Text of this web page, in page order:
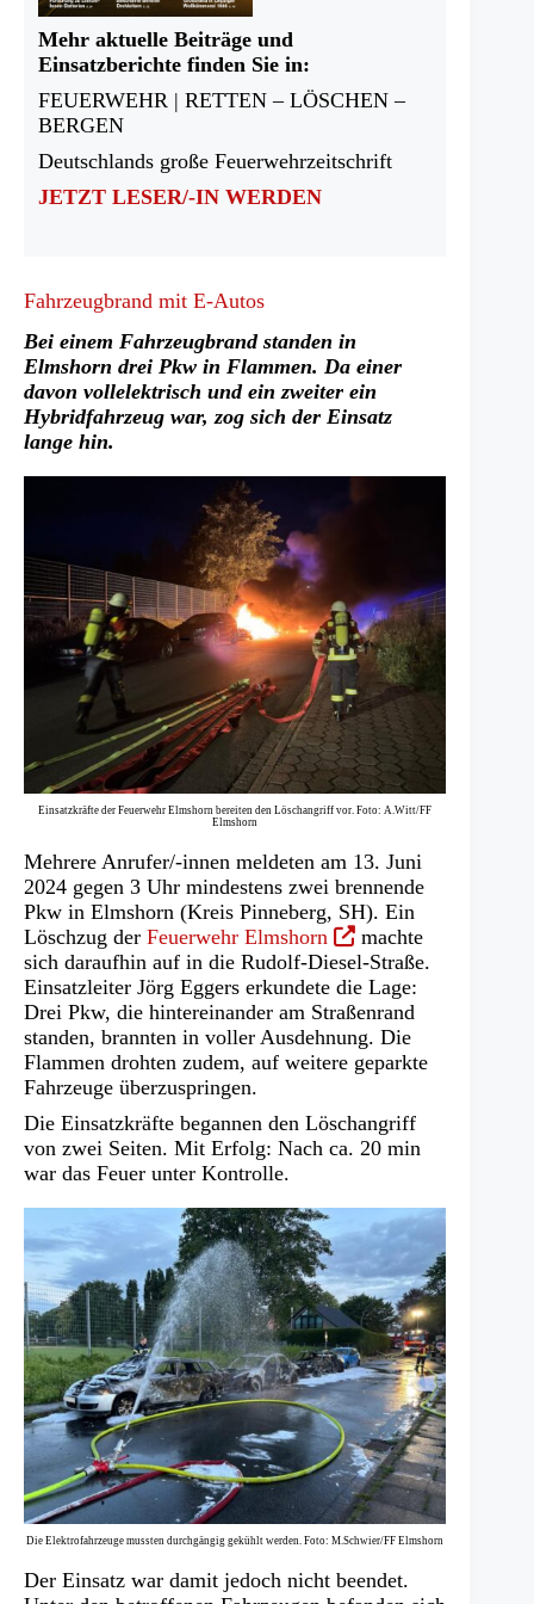
Mehr aktuelle Beiträge und
Einsatzberichte finden Sie in:
FEUERWEHR | RETTEN – LÖSCHEN –
BERGEN
Deutschlands große Feuerwehrzeitschrift
JETZT LESER/-IN WERDEN
Fahrzeugbrand mit E-Autos
Bei einem Fahrzeugbrand standen in
Elmshorn drei Pkw in Flammen. Da einer
davon vollelektrisch und ein zweiter ein
Hybridfahrzeug war, zog sich der Einsatz
lange hin.
Einsatzkräfte der Feuerwehr Elmshorn bereiten den Löschangriff vor. Foto: A.Witt/FF
Elmshorn
Mehrere Anrufer/-innen meldeten am 13. Juni
2024 gegen 3 Uhr mindestens zwei brennende
Pkw in Elmshorn (Kreis Pinneberg, SH). Ein
Löschzug der Feuerwehr Elmshorn (Öffnet
in
einem
neuen
Tab)
machte
sich daraufhin auf in die Rudolf-Diesel-Straße.
Einsatzleiter Jörg Eggers erkundete die Lage:
Drei Pkw, die hintereinander am Straßenrand
standen, brannten in voller Ausdehnung. Die
Flammen drohten zudem, auf weitere geparkte
Fahrzeuge überzuspringen.
Die Einsatzkräfte begannen den Löschangriff
von zwei Seiten. Mit Erfolg: Nach ca. 20 min
war das Feuer unter Kontrolle.
Die Elektrofahrzeuge mussten durchgängig gekühlt werden. Foto: M.Schwier/FF Elmshorn
Der Einsatz war damit jedoch nicht beendet.